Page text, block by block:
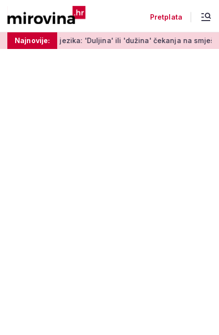
Pretplata
Najnovije:
jezika: 'Duljina' ili 'dužina' čekanja na smještaj u dom za